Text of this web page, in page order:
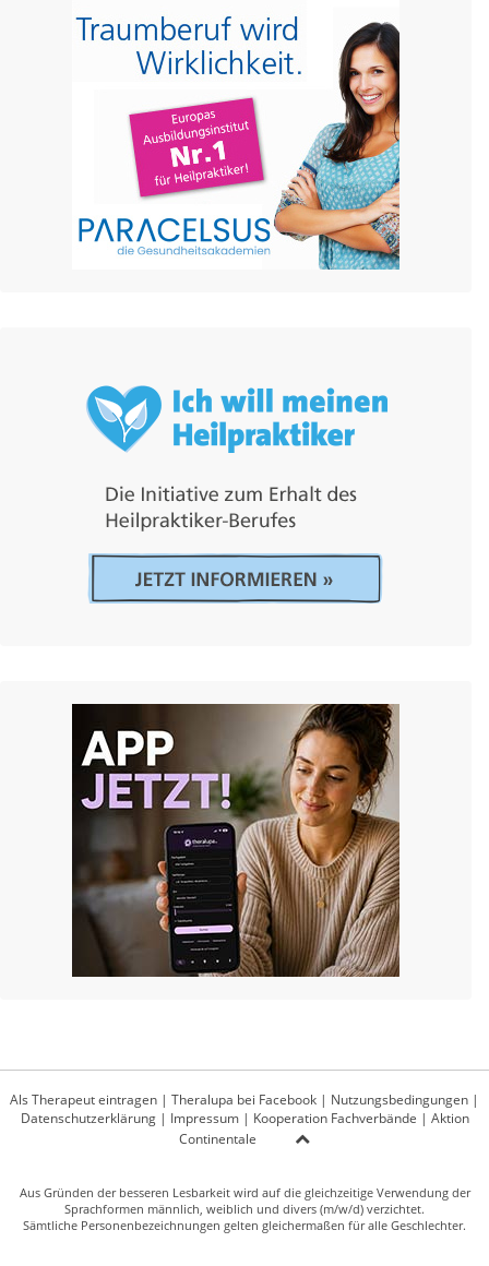
Als Therapeut eintragen | Theralupa bei Facebook | Nutzungsbedingungen |
Datenschutzerklärung| Impressum| Kooperation Fachverbände | Aktion
Continentale
Aus Gründen der besseren Lesbarkeit wird auf die gleichzeitige Verwendung der
Sprachformen männlich, weiblich und divers (m/w/d) verzichtet.
Sämtliche Personenbezeichnungen gelten gleichermaßen für alle Geschlechter.